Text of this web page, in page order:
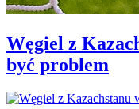
Węgiel z
być problem